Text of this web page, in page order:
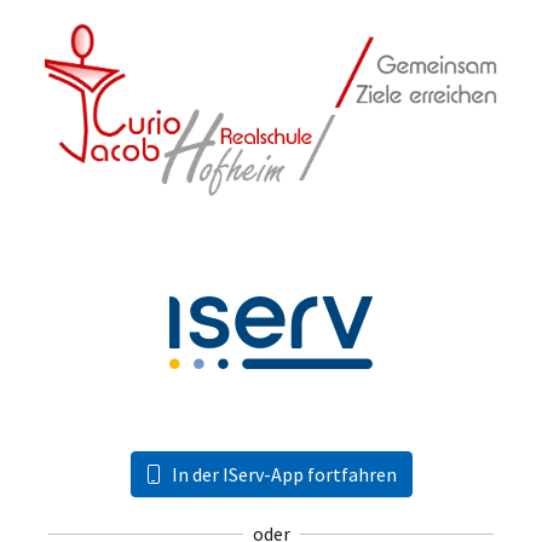
In der IServ-App fortfahren
oder